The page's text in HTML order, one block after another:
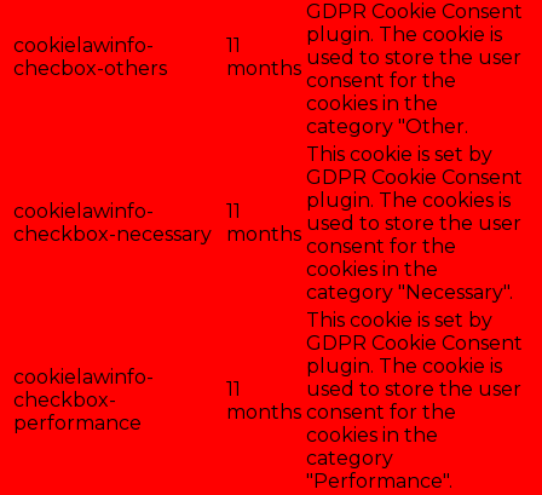
cookielawinfo-
checbox-others
11
months
GDPR Cookie Consent
plugin. The cookie is
used to store the user
consent for the
cookies in the
category "Other.
cookielawinfo-
checkbox-necessary
11
months
This cookie is set by
GDPR Cookie Consent
plugin. The cookies is
used to store the user
consent for the
cookies in the
category "Necessary".
cookielawinfo-
checkbox-
performance
11
months
This cookie is set by
GDPR Cookie Consent
plugin. The cookie is
used to store the user
consent for the
cookies in the
category
"Performance".